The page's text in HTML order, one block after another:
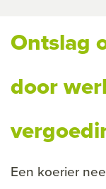
Ontslag
door
Een koerier